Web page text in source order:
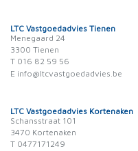
LTC Vastgoedadvies Tienen
Menegaard 24
3300 Tienen
T 016 82 59 56
E info@ltcvastgoedadvies.be
LTC Vastgoedadvies Kortenaken
Schansstraat 101
3470 Kortenaken
T 0477171249